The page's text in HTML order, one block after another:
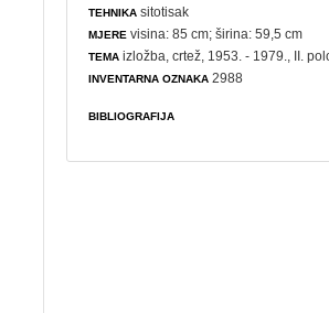
TEHNIKA sitotisak
MJERE visina: 85 cm; širina: 59,5 cm
TEMA izložba ,crtež , 1953. - 1979., II.
INVENTARNA OZNAKA 2988
BIBLIOGRAFIJA